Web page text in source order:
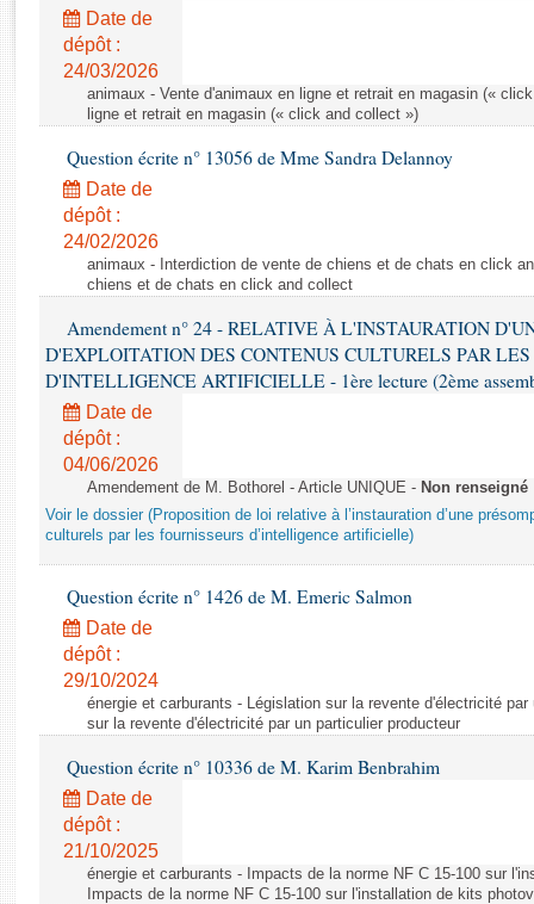
Rapports législatifs
Rapports sur l'application des lois
Baromètre de l’application des lois
Dossiers législatifs
Budget et sécurité sociale
Questions écrites et orales
Comptes rendus des débats
Date de
dépôt :
24/03/2026
animaux - Vente d'animaux en ligne et retrait en magasin («
ligne et retrait en magasin (« click and collect »)
Question écrite n° 13056 de Mme Sandra Delannoy
Date de
dépôt :
24/02/2026
animaux - Interdiction de vente de chiens et de chats en click
chiens et de chats en click and collect
Amendement n° 24 - RELATIVE À L'INSTAURATION
D'EXPLOITATION DES CONTENUS CULTURELS PAR LES
D'INTELLIGENCE ARTIFICIELLE - 1ère lecture (2ème
Date de
dépôt :
04/06/2026
Amendement de M. Bothorel - Article UNIQUE - Non renseigné
Voir le dossier (Proposition de loi relative à l’instauration d’une
culturels par les fournisseurs d’intelligence artificielle)
Question écrite n° 1426 de M. Emeric Salmon
Date de
dépôt :
29/10/2024
énergie et carburants - Législation sur la revente d'électricité
sur la revente d'électricité par un particulier producteur
Question écrite n° 10336 de M. Karim Benbrahim
Date de
dépôt :
21/10/2025
énergie et carburants - Impacts de la norme NF C 15-100 sur
Impacts de la norme NF C 15-100 sur l'installation de kits